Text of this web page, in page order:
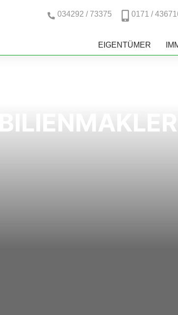
034292 / 73375 0171 /
EIGENTÜMER